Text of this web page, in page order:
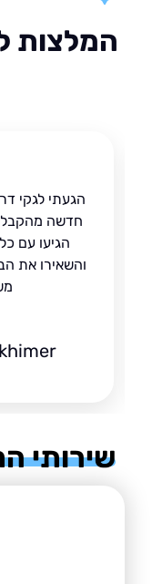
הגעתי לגקי דרך
חדשה מהקבלן הצוות
הגיעו עם כל החומרי
והשאירו את הבית
משמעית
Bruckhimer